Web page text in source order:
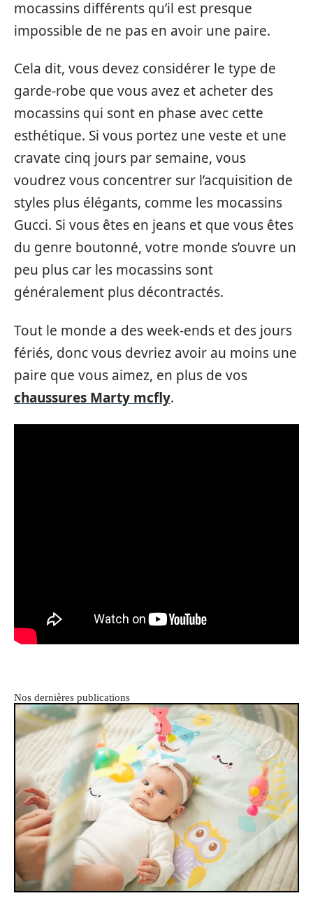
mocassins différents qu’il est presque
impossible de ne pas en avoir une paire.
Cela dit, vous devez considérer le type de
garde-robe que vous avez et acheter des
mocassins qui sont en phase avec cette
esthétique. Si vous portez une veste et une
cravate cinq jours par semaine, vous
voudrez vous concentrer sur l’acquisition de
styles plus élégants, comme les mocassins
Gucci. Si vous êtes en jeans et que vous êtes
du genre boutonné, votre monde s’ouvre un
peu plus car les mocassins sont
généralement plus décontractés.
Tout le monde a des week-ends et des jours
fériés, donc vous devriez avoir au moins une
paire que vous aimez, en plus de vos
chaussures Marty mcfly.
Nos dernières publications